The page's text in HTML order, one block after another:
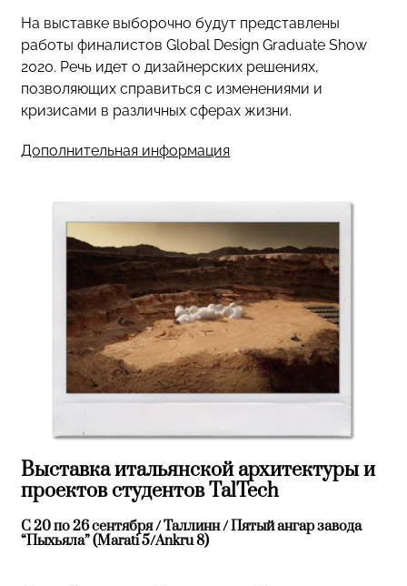
На выставке выборочно будут представлены
работы финалистов Global Design Graduate Show
2020. Речь идет о дизайнерских решениях,
позволяющих справиться с изменениями и
кризисами в различных сферах жизни.
Дополнительная информация
Выставка итальянской архитектуры и
проектов студентов TalTech
С 20 по 26 сентября / Таллинн / Пятый ангар завода
“Пыхьяла” (Marati 5/Ankru 8)